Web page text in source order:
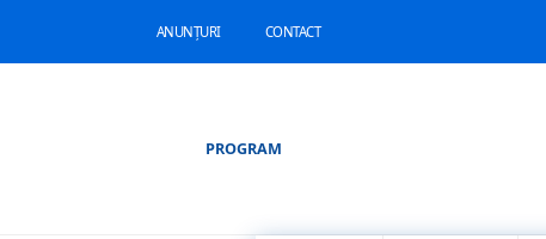
ANUNȚURI CONTACT
PROGRAM